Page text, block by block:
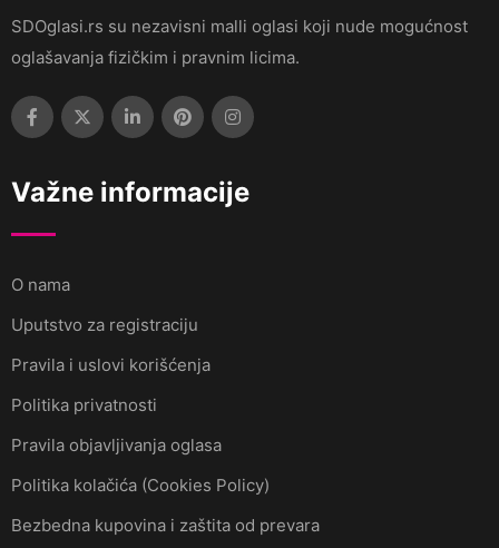
SDOglasi.rs su nezavisni malli oglasi koji nude mogućnost
oglašavanja fizičkim i pravnim licima.
Važne informacije
O nama
Uputstvo za registraciju
Pravila i uslovi korišćenja
Politika privatnosti
Pravila objavljivanja oglasa
Politika kolačića (Cookies Policy)
Bezbedna kupovina i zaštita od prevara